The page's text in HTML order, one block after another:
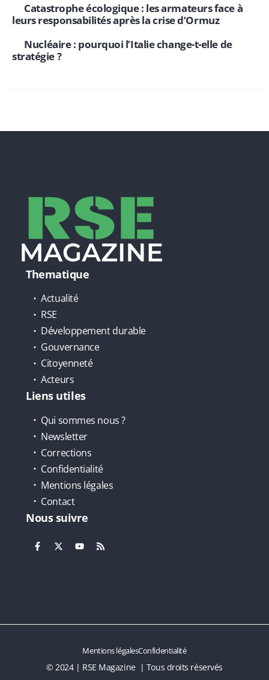
Catastrophe écologique : les armateurs face à
leurs responsabilités après la crise d’Ormuz
Nucléaire : pourquoi l’Italie change-t-elle de
stratégie ?
Thematique
Actualité
RSE
Développement durable
Gouvernance
Citoyenneté
Acteurs
Liens utiles
Qui sommes nous ?
Newsletter
Corrections
Confidentialité
Mentions légales
Contact
Nous suivre
© 2024 | RSE Magazine | Tous droits réservés
Mentions légalesConfidentialité